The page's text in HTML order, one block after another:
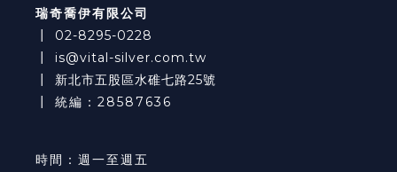
瑞奇喬伊有限公司
02-8295-0228
is@vital-silver.com.tw
新北市五股區水碓七路25號
┃ 統編：28587636
時間：週一至週五